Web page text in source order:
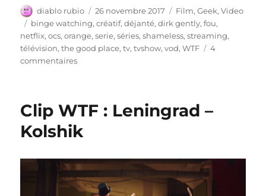
Auteur
diablo rubio
Publié
le
26 novembre 2017 Catégories
Film,Geek,Video
Étiquettes
binge watching,créatif,déjanté,dirk gently,fou,
netflix,ocs,orange,serie,séries,shameless,streaming,
télévision,the good place,tv,tvshow,vod,WTF
4
commentairessur
plus
du
Clip WTF : Leningrad –
Kolshik